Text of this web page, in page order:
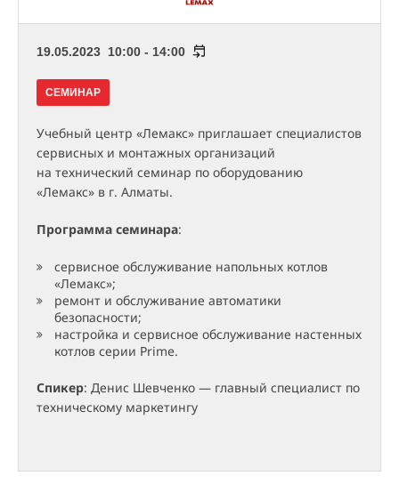
19.05.2023 10:00 - 14:00
СЕМИНАР
Учебный центр «Лемакс» приглашает специалистов
сервисных и монтажных организаций
на технический семинар по оборудованию
«Лемакс» в г. Алматы.
Программа семинара:
сервисное обслуживание напольных котлов
«Лемакс»;
ремонт и обслуживание автоматики
безопасности;
настройка и сервисное обслуживание настенных
котлов серии Prime.
Спикер: Денис Шевченко — главный специалист по
техническому маркетингу